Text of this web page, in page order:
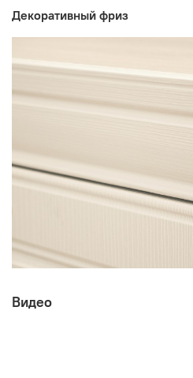
Цвет:Сосна Астрид/Мелинга
Производитель:
Мебельная фабрика ВИТРА,
Декоративный фриз
Видео